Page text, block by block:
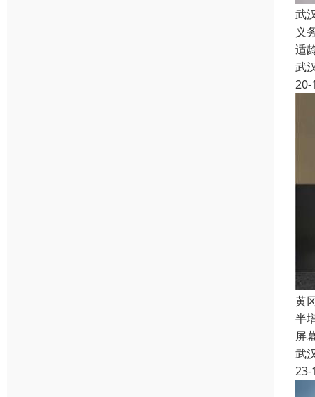
武
义
适
武
20-
黄
半
屏
武
23-